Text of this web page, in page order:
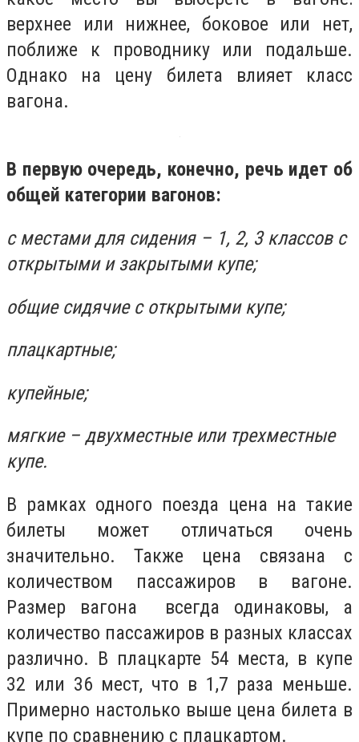
верхнее или нижнее, боковое или нет,
поближе к проводнику или подальше.
Однако на цену билета влияет класс
вагона.
В первую очередь, конечно, речь идет об
общей категории вагонов:
с местами для сидения – 1, 2, 3 классов с
открытыми и закрытыми купе;
общие сидячие с открытыми купе;
плацкартные;
купейные;
мягкие – двухместные или трехместные
купе.
В рамках одного поезда цена на такие
билеты может отличаться очень
значительно. Также цена связана с
количеством пассажиров в вагоне.
Размер вагона всегда одинаковы, а
количество пассажиров в разных классах
различно. В плацкарте 54 места, в купе
32 или 36 мест, что в 1,7 раза меньше.
Примерно настолько выше цена билета в
купе по сравнению с плацкартом.